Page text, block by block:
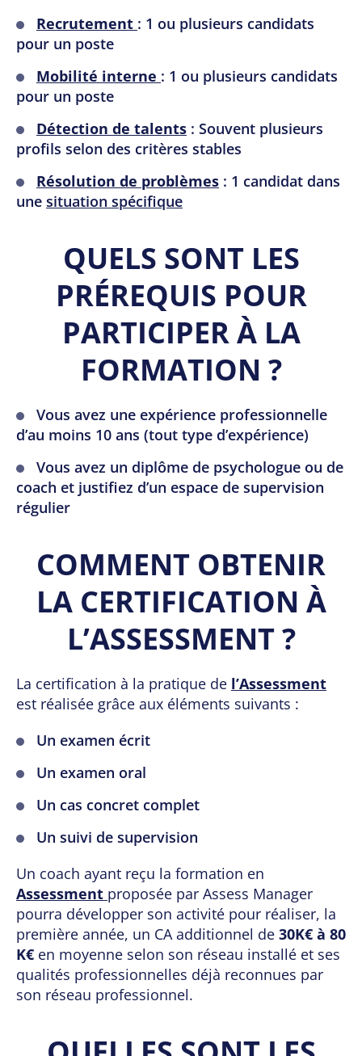
Recrutement : 1 ou plusieurs candidats
pour un poste
Mobilité interne : 1 ou plusieurs candidats
pour un poste
Détection de talents : Souvent plusieurs
profils selon des critères stables
Résolution de problèmes : 1 candidat dans
une situation spécifique
QUELS SONT LES
PRÉREQUIS POUR
PARTICIPER À LA
FORMATION ?
Vous avez une expérience professionnelle
d’au moins 10 ans (tout type d’expérience)
Vous avez un diplôme de psychologue ou de
coach et justifiez d’un espace de supervision
régulier
COMMENT OBTENIR
LA CERTIFICATION À
L’ASSESSMENT ?
La certification à la pratique de l’Assessment
est réalisée grâce aux éléments suivants :
Un examen écrit
Un examen oral
Un cas concret complet
Un suivi de supervision
Un coach ayant reçu la formation en
Assessment proposée par Assess Manager
pourra développer son activité pour réaliser, la
première année, un CA additionnel de 30K€ à 80
K€ en moyenne selon son réseau installé et ses
qualités professionnelles déjà reconnues par
son réseau professionnel.